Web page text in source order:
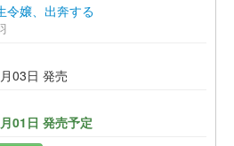
令嬢、出奔する
03日 発売
01日 発売予定